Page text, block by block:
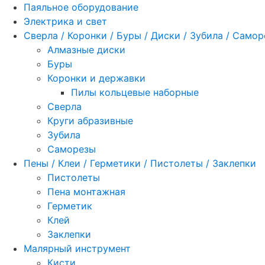
Паяльное оборудование
Электрика и свет
Сверла / Коронки / Буры / Диски / Зубила /
Алмазные диски
Буры
Коронки и державки
Пилы кольцевые наборные
Сверла
Круги абразивные
Зубила
Саморезы
Пены / Клеи / Герметики / Пистолеты / Заклепки
Пистолеты
Пена монтажная
Герметик
Клей
Заклепки
Малярный инструмент
Кисти